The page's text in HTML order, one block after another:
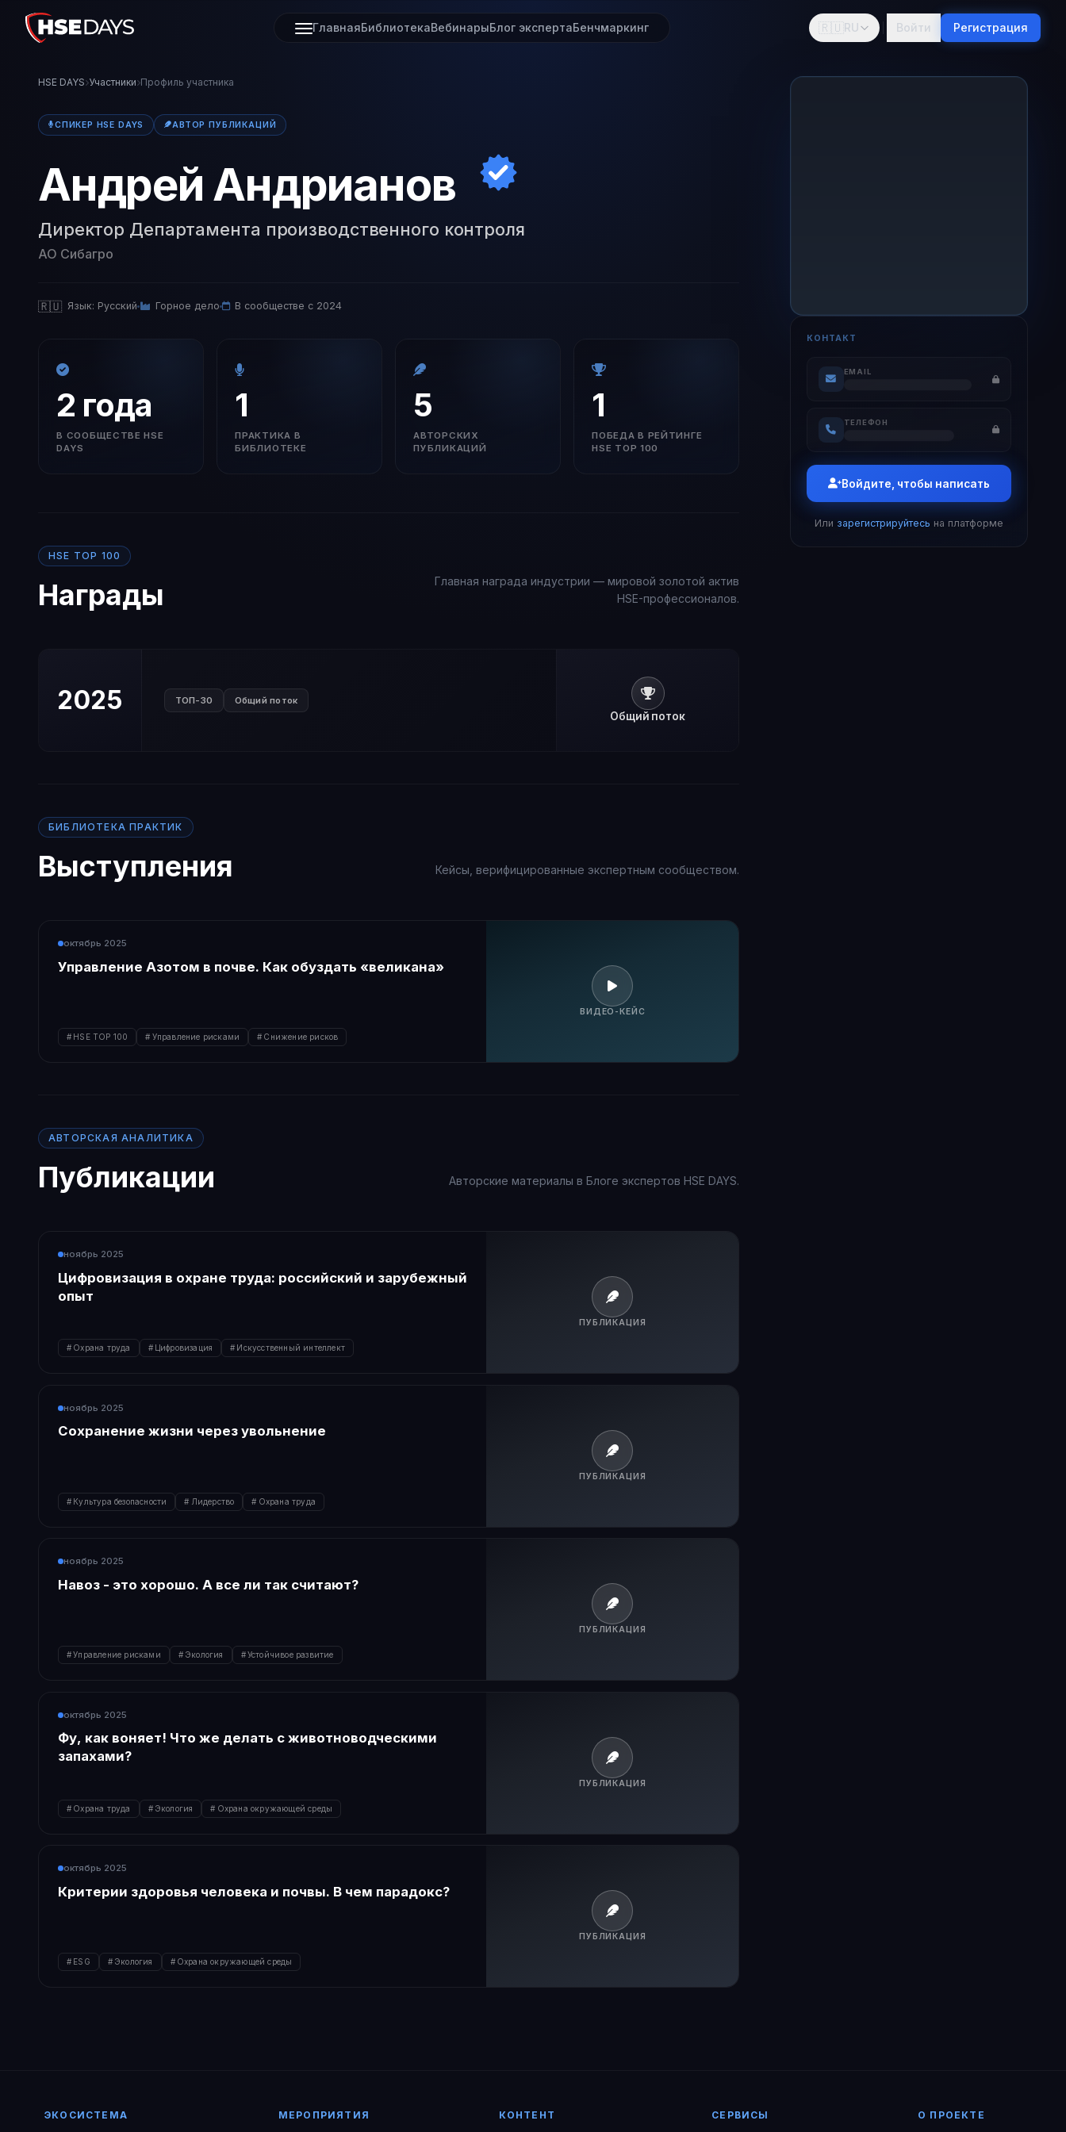
ГлавнаяБиблиотекаВебинарыБлог экспертаБенчмаркинг 🇷🇺RU Войти Регистрация
HSE DAYS Участники Профиль участника
СПИКЕР HSE DAYS АВТОР ПУБЛИКАЦИЙ
Андрей Андрианов
Директор Департамента производственного контроля
АО Сибагро
🇷🇺 Язык: Русский Горное дело В сообществе с 2024
2 года
В СООБЩЕСТВЕ HSE
DAYS
1
ПРАКТИКА В
БИБЛИОТЕКЕ
5
АВТОРСКИХ
ПУБЛИКАЦИЙ
1
ПОБЕДА В РЕЙТИНГЕ
HSE TOP 100
HSE TOP 100
Награды
Главная награда индустрии — мировой золотой актив
HSE-профессионалов.
2025 ТОП-30 Общий поток
Общий поток
БИБЛИОТЕКА ПРАКТИК
Выступления Кейсы, верифицированные экспертным сообществом.
октябрь 2025
Управление Азотом в почве. Как обуздать «великана»
HSE TOP 100 Управление рисками Снижение рисков
ВИДЕО-КЕЙС
АВТОРСКАЯ АНАЛИТИКА
Публикации Авторские материалы в Блоге экспертов HSE DAYS.
ноябрь 2025
Цифровизация в охране труда: российский и зарубежный
опыт
Охрана труда Цифровизация Искусственный интеллект
ПУБЛИКАЦИЯ
ноябрь 2025
Сохранение жизни через увольнение
Культура безопасности Лидерство Охрана труда
ПУБЛИКАЦИЯ
ноябрь 2025
Навоз - это хорошо. А все ли так считают?
Управление рисками Экология Устойчивое развитие
ПУБЛИКАЦИЯ
октябрь 2025
Фу, как воняет! Что же делать с животноводческими
запахами?
Охрана труда Экология Охрана окружающей среды
ПУБЛИКАЦИЯ
октябрь 2025
Критерии здоровья человека и почвы. В чем парадокс?
ESG Экология Охрана окружающей среды
ПУБЛИКАЦИЯ
КОНТАКТ
EMAIL
ТЕЛЕФОН
Войдите, чтобы написать
Или зарегистрируйтесь на платформе
ЭКОСИСТЕМА МЕРОПРИЯТИЯ КОНТЕНТ СЕРВИСЫ О ПРОЕКТЕ